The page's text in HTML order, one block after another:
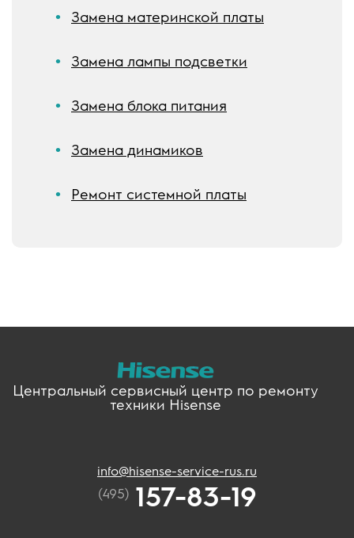
Замена материнской платы
Замена лампы подсветки
Замена блока питания
Замена динамиков
Ремонт системной платы
Центральный сервисный центр по ремонту
техники Hisense
info@hisense-service-rus.ru
(495)157-83-19